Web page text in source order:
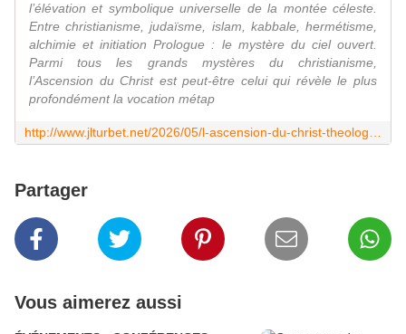
l’élévation et symbolique universelle de la montée céleste.
Entre christianisme, judaïsme, islam, kabbale, hermétisme,
alchimie et initiation Prologue : le mystère du ciel ouvert.
Parmi tous les grands mystères du christianisme,
l’Ascension du Christ est peut-être celui qui révèle le plus
profondément la vocation métap
Partager
Vous aimerez aussi